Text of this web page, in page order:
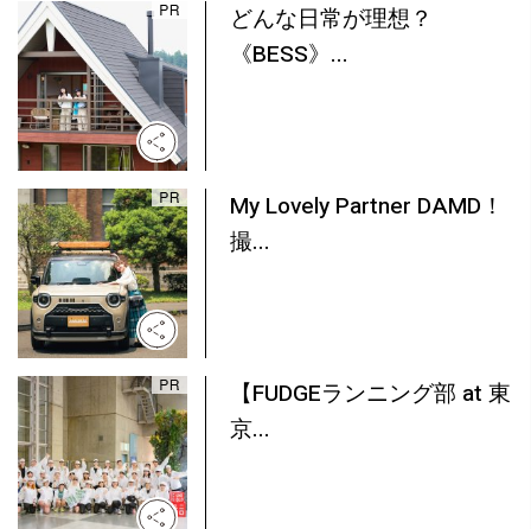
どんな日常が理想？
《BESS》...
My Lovely Partner DAMD！
撮...
【FUDGEランニング部 at 東
京...